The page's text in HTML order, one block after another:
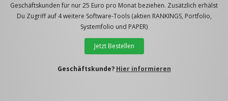
Geschäftskunden für nur 25 Euro pro Monat beziehen. Zusätzlich erhälst
Du Zugriff auf 4 weitere Software-Tools (aktien RANKINGS, Portfolio,
Systemfolio und PAPER)
Jetzt Bestellen
Geschäftskunde? Hier informieren